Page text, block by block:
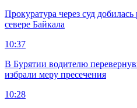
Прокуратура через суд
севере Байкала
10:37
В Бурятии водителю
избрали меру пресечения
10:28